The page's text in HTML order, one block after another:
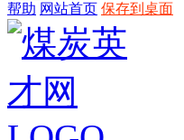
帮助 网站首页 保存到桌面